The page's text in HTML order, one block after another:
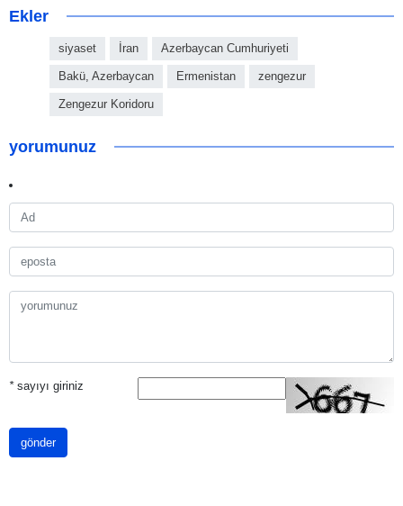
Ekler
siyaset İran Azerbaycan Cumhuriyeti
Bakü, Azerbaycan Ermenistan zengezur
Zengezur Koridoru
yorumunuz
*sayıyı giriniz
gönder